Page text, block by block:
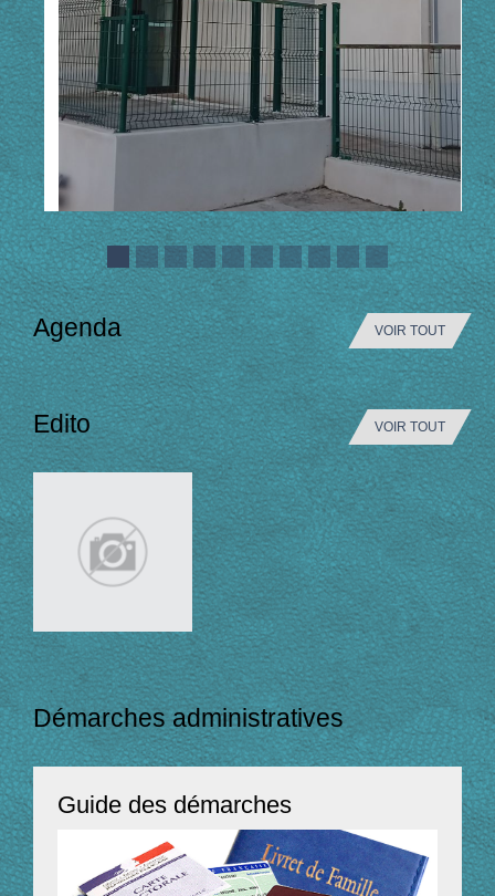
Agenda VOIR TOUT
Edito VOIR TOUT
Démarches administratives
Guide des démarches